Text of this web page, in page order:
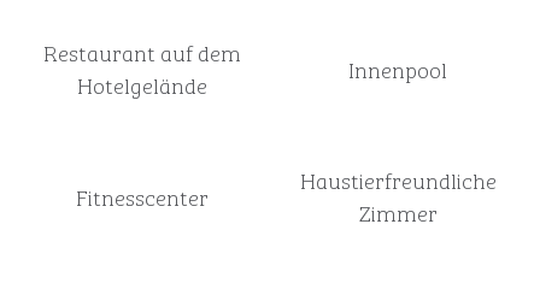
Restaurant auf dem
Hotelgelände
Innenpool
Fitnesscenter
Haustier­freundliche
Zimmer